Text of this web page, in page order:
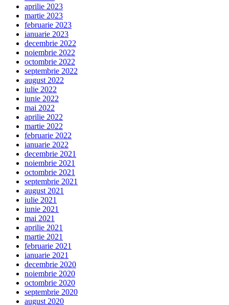
aprilie 2023
martie 2023
februarie 2023
ianuarie 2023
decembrie 2022
noiembrie 2022
octombrie 2022
septembrie 2022
august 2022
iulie 2022
iunie 2022
mai 2022
aprilie 2022
martie 2022
februarie 2022
ianuarie 2022
decembrie 2021
noiembrie 2021
octombrie 2021
septembrie 2021
august 2021
iulie 2021
iunie 2021
mai 2021
aprilie 2021
martie 2021
februarie 2021
ianuarie 2021
decembrie 2020
noiembrie 2020
octombrie 2020
septembrie 2020
august 2020